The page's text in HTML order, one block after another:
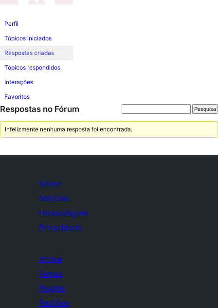
Perfil
Tópicos iniciados
Respostas criadas
Tópicos respondidos
Interações
Favoritos
Respostas no Fórum
Infelizmente nenhuma resposta foi encontrada.
Sobre
Notícias
Hospedagem
Privacidade
Vitrine
Temas
Plugins
Padrões